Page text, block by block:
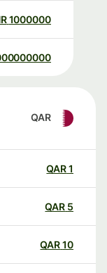
1000000
INR
1000000000
QAR
QAR
QAR
QAR